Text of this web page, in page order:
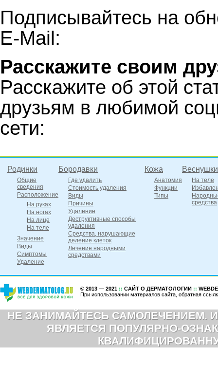
Подписывайтесь на
E-Mail:
Расскажите своим
Расскажите об этой
друзьям в любимой
сети:
Родинки
Общие
сведения
Расположение
На руках
На ногах
На лице
На теле
Значение
Виды
Симптомы
Удаление
Бородавки
Где удалить
Стоимость удаления
Виды
Причины
Удаление
Деструктивные способы
удаления
Средства, нарушающие
деление клеток
Лечение народными
средствами
Кожа
Анатомия
Функции
Типы
Веснушки
На теле
средства
© 2013 — 2021 :: САЙТ О ДЕРМАТОЛОГИИ ::
При использовании материалов сайта, обратная
НЕ ЗАНИМАЙТЕСЬ САМОЛЕЧЕНИЕМ.
ЯВЛЯЕТСЯ ПОПУЛЯРНО-